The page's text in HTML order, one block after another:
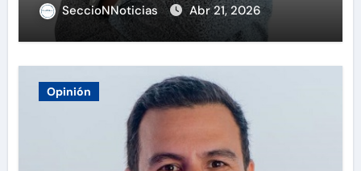
SeccioNNoticias Abr 21, 2026
Opinión